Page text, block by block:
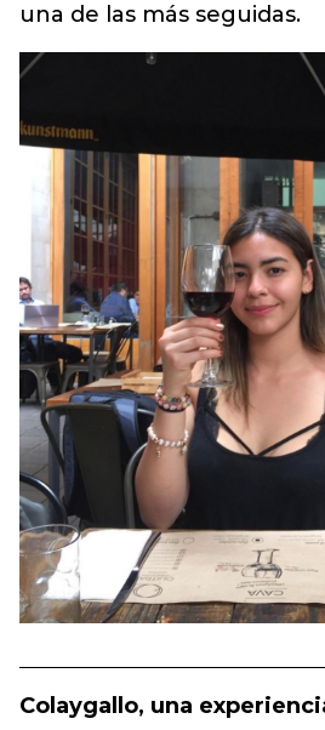
una de las más seguidas.
Colaygallo, una